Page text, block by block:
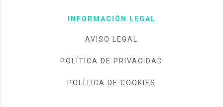
INFORMACIÓN LEGAL
AVISO LEGAL
POLÍTICA DE PRIVACIDAD
POLÍTICA DE COOKIES